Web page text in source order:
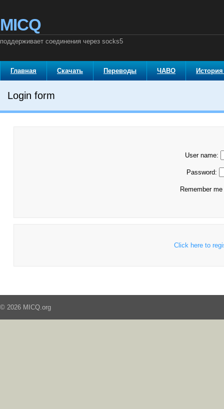
MICQ
поддерживает соединения через socks5
Главная Скачать Переводы ЧАВО
Login form
User name:
Password:
Remember
Click here to
© 2026 MICQ.org